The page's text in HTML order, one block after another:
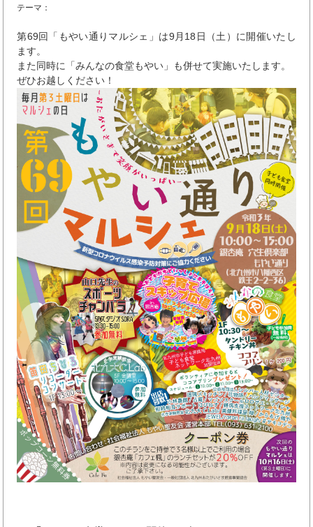
テーマ：
第69回「もやい通りマルシェ」は9月18日（土）に開催いたし
ます。
また同時に「みんなの食堂もやい」も併せて実施いたします。
ぜひお越しください！